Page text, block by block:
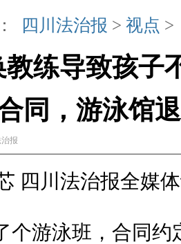
四川法治报 > 视点
练导致孩子
同，游泳馆
报
川法治报全媒体
游泳班，合同约